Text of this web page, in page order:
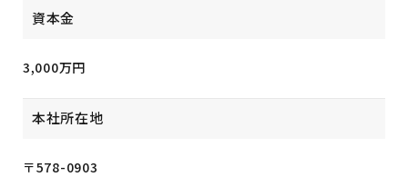
資本金
3,000万円
本社所在地
〒578-0903